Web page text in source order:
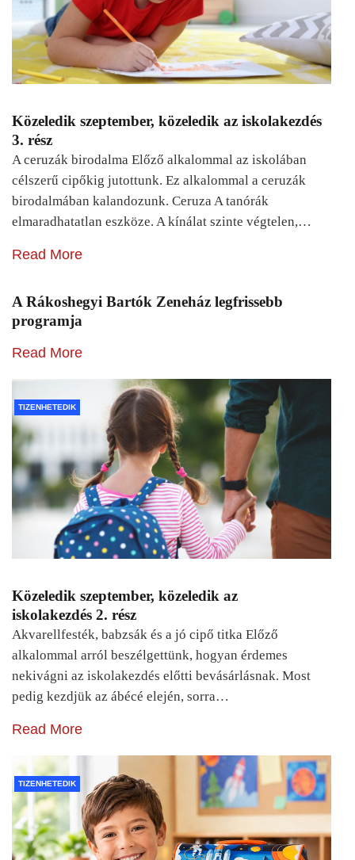
Közeledik szeptember, közeledik az iskolakezdés
3. rész
A ceruzák birodalma Előző alkalommal az iskolában
célszerű cipőkig jutottunk. Ez alkalommal a ceruzák
birodalmában kalandozunk. Ceruza A tanórák
elmaradhatatlan eszköze. A kínálat szinte végtelen,…
Read More
A Rákoshegyi Bartók Zeneház legfrissebb
programja
Read More
TIZENHETEDIK
Közeledik szeptember, közeledik az
iskolakezdés 2. rész
Akvarellfesték, babzsák és a jó cipő titka Előző
alkalommal arról beszélgettünk, hogyan érdemes
nekivágni az iskolakezdés előtti bevásárlásnak. Most
pedig kezdjük az ábécé elején, sorra…
Read More
TIZENHETEDIK